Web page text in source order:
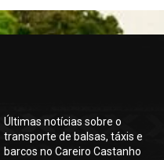
Últimas notícias sobre o
transporte de balsas, táxis e
barcos no Careiro Castanho